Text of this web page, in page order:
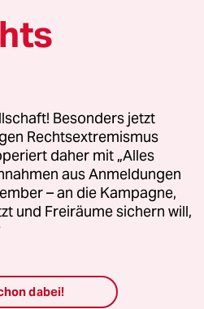
ein
Besonders jetzt
Rechtsextremismus
daher mit „Alles
aus Anmeldungen
– an die Kampagne,
und Freiräume sichern will,
dabei!